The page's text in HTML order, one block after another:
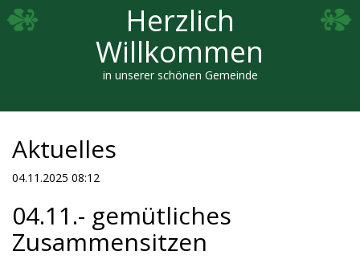
Herzlich
Willkommen
in unserer schönen Gemeinde
Aktuelles
04.11.2025 08:12
04.11.- gemütliches
Zusammensitzen